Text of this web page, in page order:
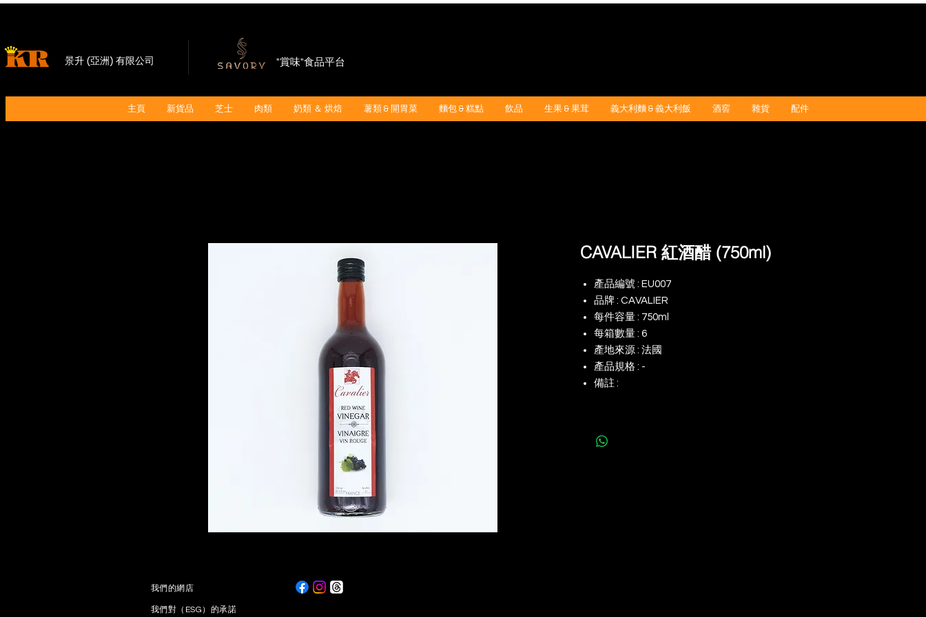
景升 (亞洲) 有限公司 "賞味"食品平台
主頁 新貨品 芝士 肉類 奶類 ＆ 烘焙 薯類 & 開胃菜 麵包 & 糕點 飲品 生果 & 果茸 義大利麵 & 義大利飯 酒窖 雜貨 配件
CAVALIER 紅酒醋 (750ml)
產品編號 : EU007
品牌 : CAVALIER
每件容量 : 750ml
每箱數量 : 6
產地來源 : 法國
產品規格 : -
備註 :
​我們的網店
我們對（ESG）的承諾